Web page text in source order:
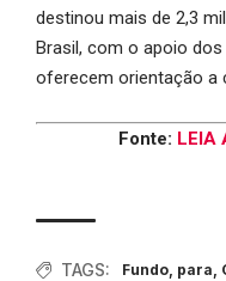
destinou mais de 2,3
Brasil, com o apoio
oferecem orientação a
Fonte: LEIA
TAGS: Fundo para